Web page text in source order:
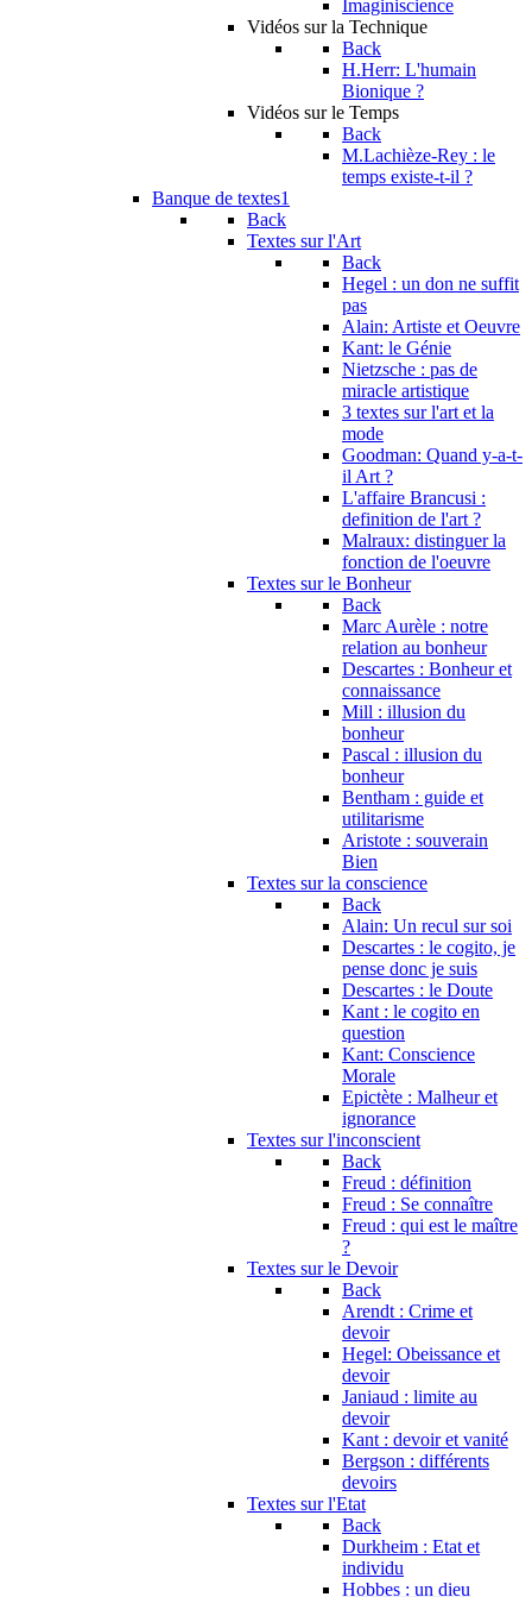
Imaginiscience
Vidéos sur la Technique
Back
H.Herr: L'humain
Bionique ?
Vidéos sur le Temps
Back
M.Lachièze-Rey : le
temps existe-t-il ?
Banque de textes1
Back
Textes sur l'Art
Back
Hegel : un don ne suffit
pas
Alain: Artiste et Oeuvre
Kant: le Génie
Nietzsche : pas de
miracle artistique
3 textes sur l'art et la
mode
Goodman: Quand y-a-t-
il Art ?
L'affaire Brancusi :
definition de l'art ?
Malraux: distinguer la
fonction de l'oeuvre
Textes sur le Bonheur
Back
Marc Aurèle : notre
relation au bonheur
Descartes : Bonheur et
connaissance
Mill : illusion du
bonheur
Pascal : illusion du
bonheur
Bentham : guide et
utilitarisme
Aristote : souverain
Bien
Textes sur la conscience
Back
Alain: Un recul sur soi
Descartes : le cogito, je
pense donc je suis
Descartes : le Doute
Kant : le cogito en
question
Kant: Conscience
Morale
Epictète : Malheur et
ignorance
Textes sur l'inconscient
Back
Freud : définition
Freud : Se connaître
Freud : qui est le maître
?
Textes sur le Devoir
Back
Arendt : Crime et
devoir
Hegel: Obeissance et
devoir
Janiaud : limite au
devoir
Kant : devoir et vanité
Bergson : différents
devoirs
Textes sur l'Etat
Back
Durkheim : Etat et
individu
Hobbes : un dieu